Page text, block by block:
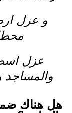
و عزل
عزل
والمساجد
هل هناك